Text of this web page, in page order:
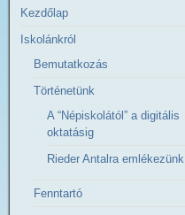
Kezdőlap
Iskolánkról
Bemutatkozás
Történetünk
A “Népiskolától” a digitális
oktatásig
Rieder Antalra emlékezünk
Fenntartó